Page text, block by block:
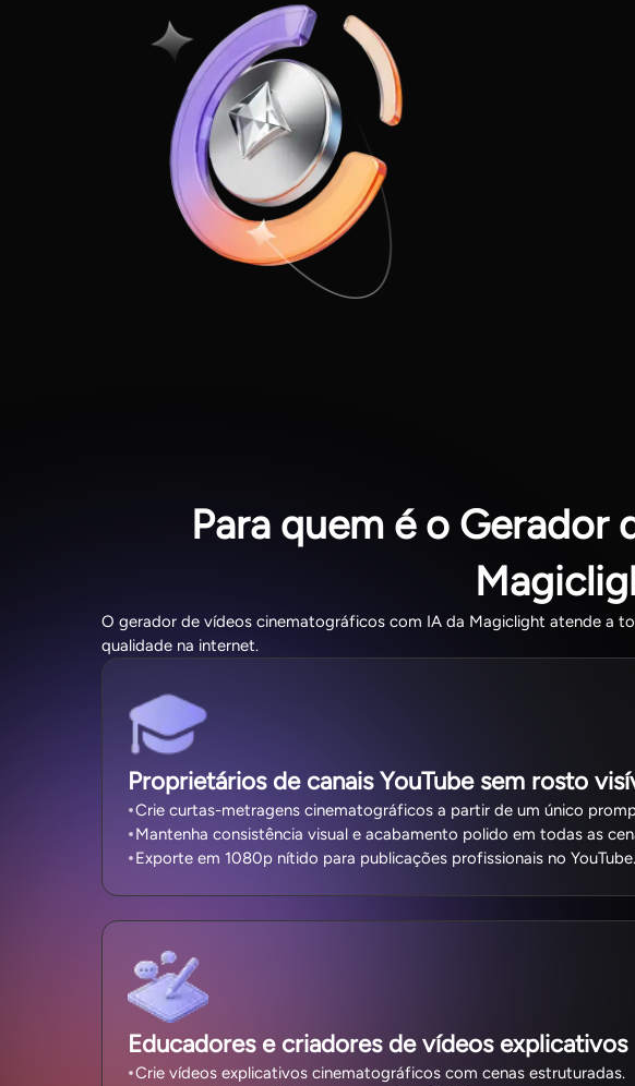
Para quem é o
O gerador de vídeos cinematográficos com IA da Magiclight atende a
qualidade na internet.
Proprietários de canais YouTube sem rosto
Crie curtas-metragens cinematográficos a partir de um único
Mantenha consistência visual e acabamento polido em todas as
Exporte em 1080p nítido para publicações profissionais no YouTube.
Educadores e criadores de vídeos explicativos
Crie vídeos explicativos cinematográficos com cenas estruturadas.